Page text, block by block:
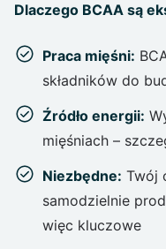
Dlaczego BCAA są
Praca mięśni:
składników do
Źródło energii:
mięśniach –
Niezbędne: Twój
samodzielnie
więc kluczowe